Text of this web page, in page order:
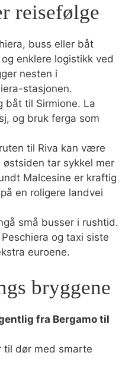
reisefølge
buss eller båt
enklere logistikk ved
nesten i
stasjonen.
båt til Sirmione. La
og bruk ferga som
til Riva kan være
østsiden tar sykkel mer
Malcesine er kraftig
en roligere landvei
små busser i rushtid.
og taxi siste
euroene.
bryggene
fra Bergamo til
til dør med smarte